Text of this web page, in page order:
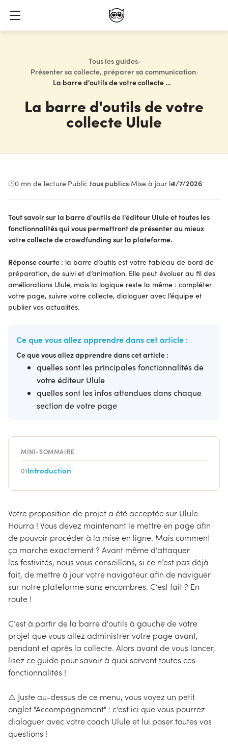
Tous les guides›
Présenter sa collecte, préparer sa communication›
La barre d'outils de votre collecte Ulule
La barre d'outils de votre
collecte Ulule
0 mn de lecture|Public :tous publics·Mise à jour le1/7/2026
Tout savoir sur la barre d'outils de l'éditeur Ulule et toutes les
fonctionnalités qui vous permettront de présenter au mieux
votre collecte decrowdfunding sur la plateforme.
Réponse courte : la barre d’outils est votre tableau de bord de
préparation, de suivi et d’animation. Elle peut évoluer au fil des
améliorations Ulule, mais la logique reste la même : compléter
votre page, suivre votre collecte, dialoguer avec l’équipe et
publier vos actualités.
Ce que vous allez apprendre dans cet article :
Ce que vous allez apprendre dans cet article :
quelles sont les principales fonctionnalités de
votre éditeur Ulule
quelles sont les infos attendues dans chaque
section de votre page
MINI-SOMMAIRE
01Introduction
Votre proposition de projet a été acceptée sur Ulule.
Hourra ! Vous devez maintenant le mettre en page afin
de pouvoir procéder à la mise en ligne. Mais comment
ça marche exactement ? Avant même d’attaquer
les festivités, nous vous conseillons, si ce n’est pas déjà
fait, de mettre à jour votre navigateur afin de naviguer
sur notre plateforme sans encombres. C’est fait ? En
route !
C’est à partir de la barre d'outils à gauche de votre
projet que vous allez administrer votre page avant,
pendant et après la collecte. Alors avant de vous lancer,
lisez ce guide pour savoir à quoi servent toutes ces
fonctionnalités !
⚠️ Juste au-dessus de ce menu, vous voyez un petit
onglet "Accompagnement" : c'est ici que vous pourrez
dialoguer avec votre coach Ulule et lui poser toutes vos
questions !